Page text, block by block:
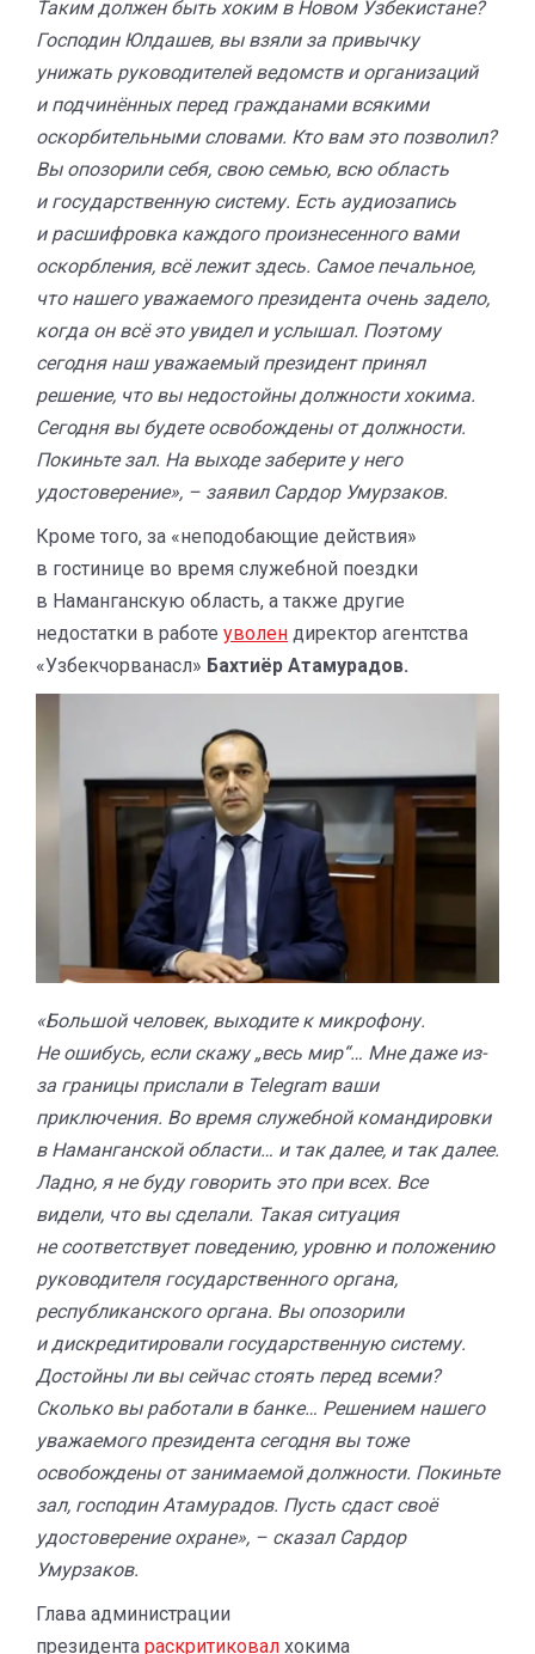
Таким должен быть хоким в Новом Узбекистане?
Господин Юлдашев, вы взяли за привычку
унижать руководителей ведомств и организаций
и подчинённых перед гражданами всякими
оскорбительными словами. Кто вам это позволил?
Вы опозорили себя, свою семью, всю область
и государственную систему. Есть аудиозапись
и расшифровка каждого произнесенного вами
оскорбления, всё лежит здесь. Самое печальное,
что нашего уважаемого президента очень задело,
когда он всё это увидел и услышал. Поэтому
сегодня наш уважаемый президент принял
решение, что вы недостойны должности хокима.
Сегодня вы будете освобождены от должности.
Покиньте зал. На выходе заберите у него
удостоверение», – заявил Сардор Умурзаков.
Кроме того, за «неподобающие действия»
в гостинице во время служебной поездки
в Наманганскую область, а также другие
недостатки в работе уволен директор агентства
«Узбекчорванасл» Бахтиёр Атамурадов.
«Большой человек, выходите к микрофону.
Не ошибусь, если скажу „весь мир“… Мне даже из-
за границы прислали в Telegram ваши
приключения. Во время служебной командировки
в Наманганской области… и так далее, и так далее.
Ладно, я не буду говорить это при всех. Все
видели, что вы сделали. Такая ситуация
не соответствует поведению, уровню и положению
руководителя государственного органа,
республиканского органа. Вы опозорили
и дискредитировали государственную систему.
Достойны ли вы сейчас стоять перед всеми?
Сколько вы работали в банке… Решением нашего
уважаемого президента сегодня вы тоже
освобождены от занимаемой должности. Покиньте
зал, господин Атамурадов. Пусть сдаст своё
удостоверение охране», – сказал Сардор
Умурзаков.
Глава администрации
президента раскритиковал хокима